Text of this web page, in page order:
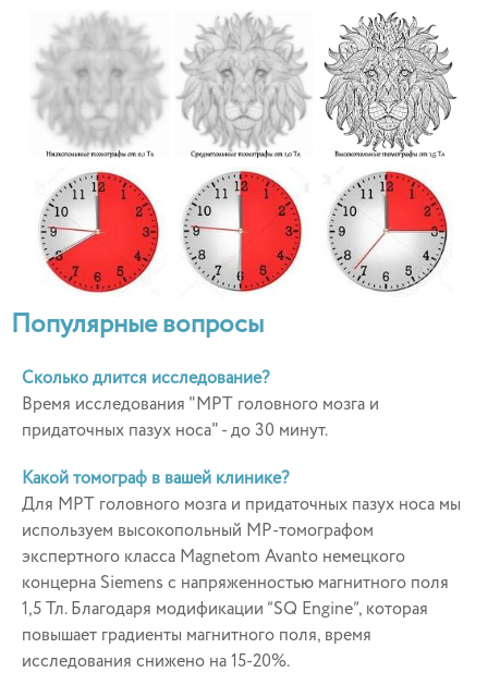
Популярные вопросы
Сколько длится исследование?
Время исследования "МРТ головного мозга и
придаточных пазух носа" - до 30 минут.
Какой томограф в вашей клинике?
Для МРТ головного мозга и придаточных пазух носа мы
используем высокопольный МР-томографом
экспертного класса Magnetom Avanto немецкого
концерна Siemens с напряженностью магнитного поля
1,5 Тл. Благодаря модификации “SQ Engine”, которая
повышает градиенты магнитного поля, время
исследования снижено на 15-20%.